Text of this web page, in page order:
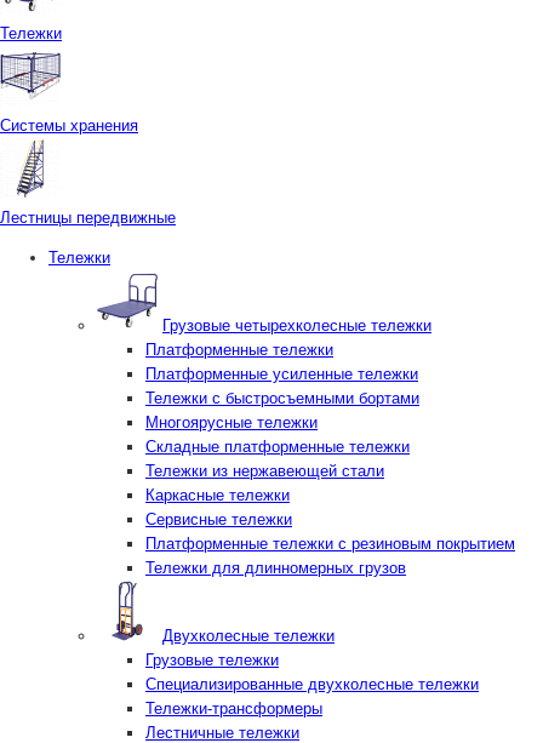
Тележки
Системы хранения
Лестницы передвижные
Тележки
Грузовые четырехколесные тележки
Платформенные тележки
Платформенные усиленные тележки
Тележки с быстросъемными бортами
Многоярусные тележки
Складные платформенные тележки
Тележки из нержавеющей стали
Каркасные тележки
Сервисные тележки
Платформенные тележки с резиновым покрытием
Тележки для длинномерных грузов
Двухколесные тележки
Грузовые тележки
Специализированные двухколесные тележки
Тележки-трансформеры
Лестничные тележки